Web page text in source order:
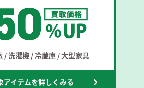
/ 洗濯機 / 冷蔵庫 / 大型家具
アイテムを詳しくみる